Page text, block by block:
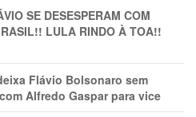
SE DESESPERAM COM
LULA RINDO À TOA!!
Flávio Bolsonaro sem
Alfredo Gaspar para vice